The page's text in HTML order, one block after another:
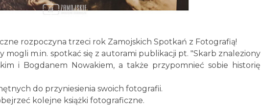
rozpoczyna trzeci rok Zamojskich Spotkań z Fotografią!
mogli m.in. spotkać się z autorami publikacji pt. "Skarb znaleziony
i Bogdanem Nowakiem, a także przypomnieć sobie historię
do przyniesienia swoich fotografii.
kolejne książki fotograficzne.